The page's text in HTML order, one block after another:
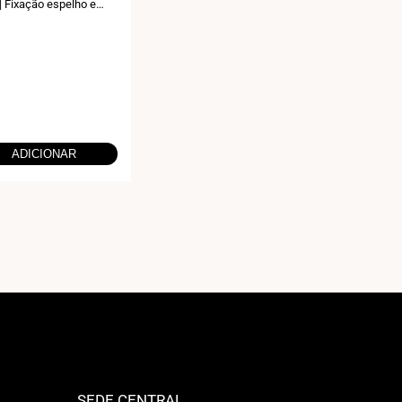
Fixação espelho e
ADICIONAR